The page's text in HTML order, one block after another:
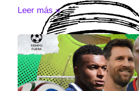
Leer más »